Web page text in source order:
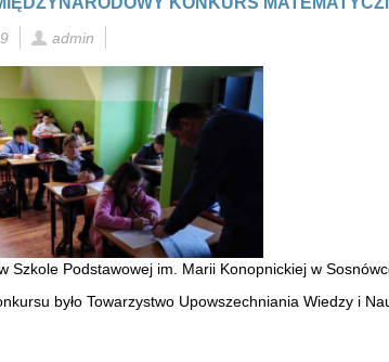
admin
Szkole Podstawowej im. Marii Konopnickiej w
było Towarzystwo Upowszechniania Wiedzy i